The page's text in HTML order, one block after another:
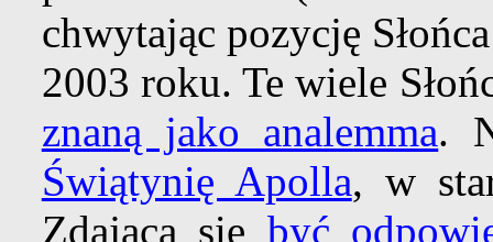
chwytając pozycję
2003 roku. Te wiele
znaną jako analemma.
Świątynię Apolla, w
Zdająca się być